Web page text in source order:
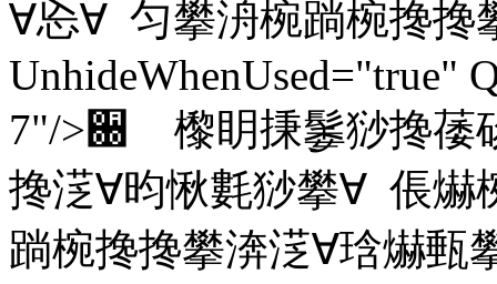
∀㤀∀ 匀攀洀椀䠀椀搀搀
UnhideWhenUsed="true"
7"/>਀ 㰀眀㨀䰀猀搀䔀
搀㴀∀昀愀氀猀攀∀ 倀爀
䠀椀搀搀攀渀㴀∀琀爀甀